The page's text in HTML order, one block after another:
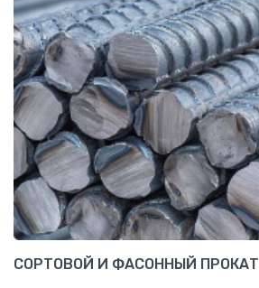
СОРТОВОЙ И ФАСОННЫЙ ПРОКАТ